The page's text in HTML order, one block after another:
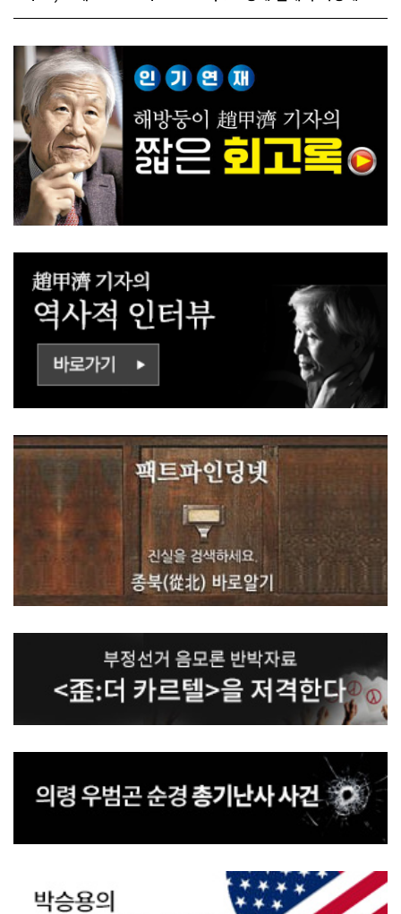
ㅡㄹㅇㅣ ㄷㅏㅇㅎㅐㅇㅑ ㅎ
쟁하냐 반문하더라"